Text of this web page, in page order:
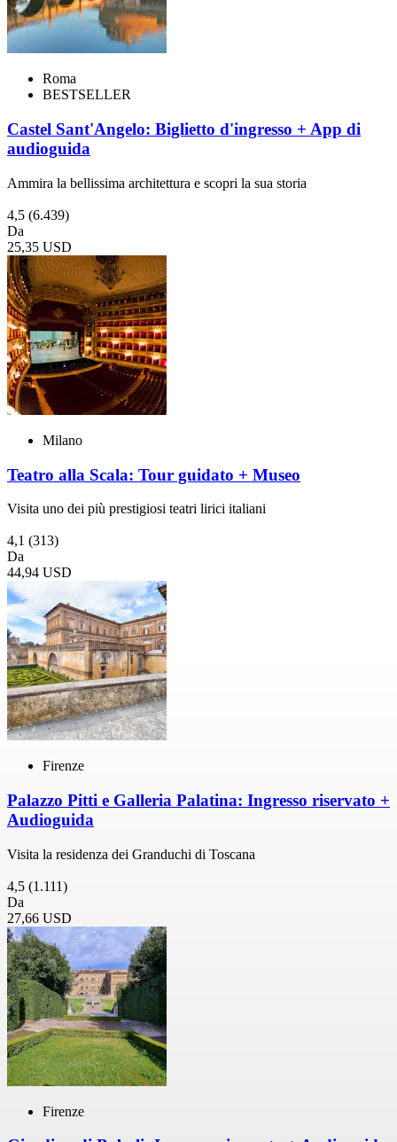
Roma
BESTSELLER
Castel Sant'Angelo: Biglietto d'ingresso + App di
audioguida
Ammira la bellissima architettura e scopri la sua storia
4,5 (6.439)
Da
25,35 USD
Milano
Teatro alla Scala: Tour guidato + Museo
Visita uno dei più prestigiosi teatri lirici italiani
4,1 (313)
Da
44,94 USD
Firenze
Palazzo Pitti e Galleria Palatina: Ingresso riservato +
Audioguida
Visita la residenza dei Granduchi di Toscana
4,5 (1.111)
Da
27,66 USD
Firenze